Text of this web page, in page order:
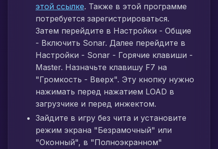
этой ссылке. Также в этой программе
потребуется зарегистрироваться.
Затем перейдите в Настройки - Общие
- Включить Sonar. Далее перейдите в
Настройки - Sonar - Горячие клавиши -
Master. Назначьте клавишу F7 на
"Громкость - Вверх". Эту кнопку нужно
нажимать перед нажатием LOAD в
загрузчике и перед инжектом.
Зайдите в игру без чита и установите
режим экрана "Безрамочный" или
"Оконный", в "Полноэкранном"